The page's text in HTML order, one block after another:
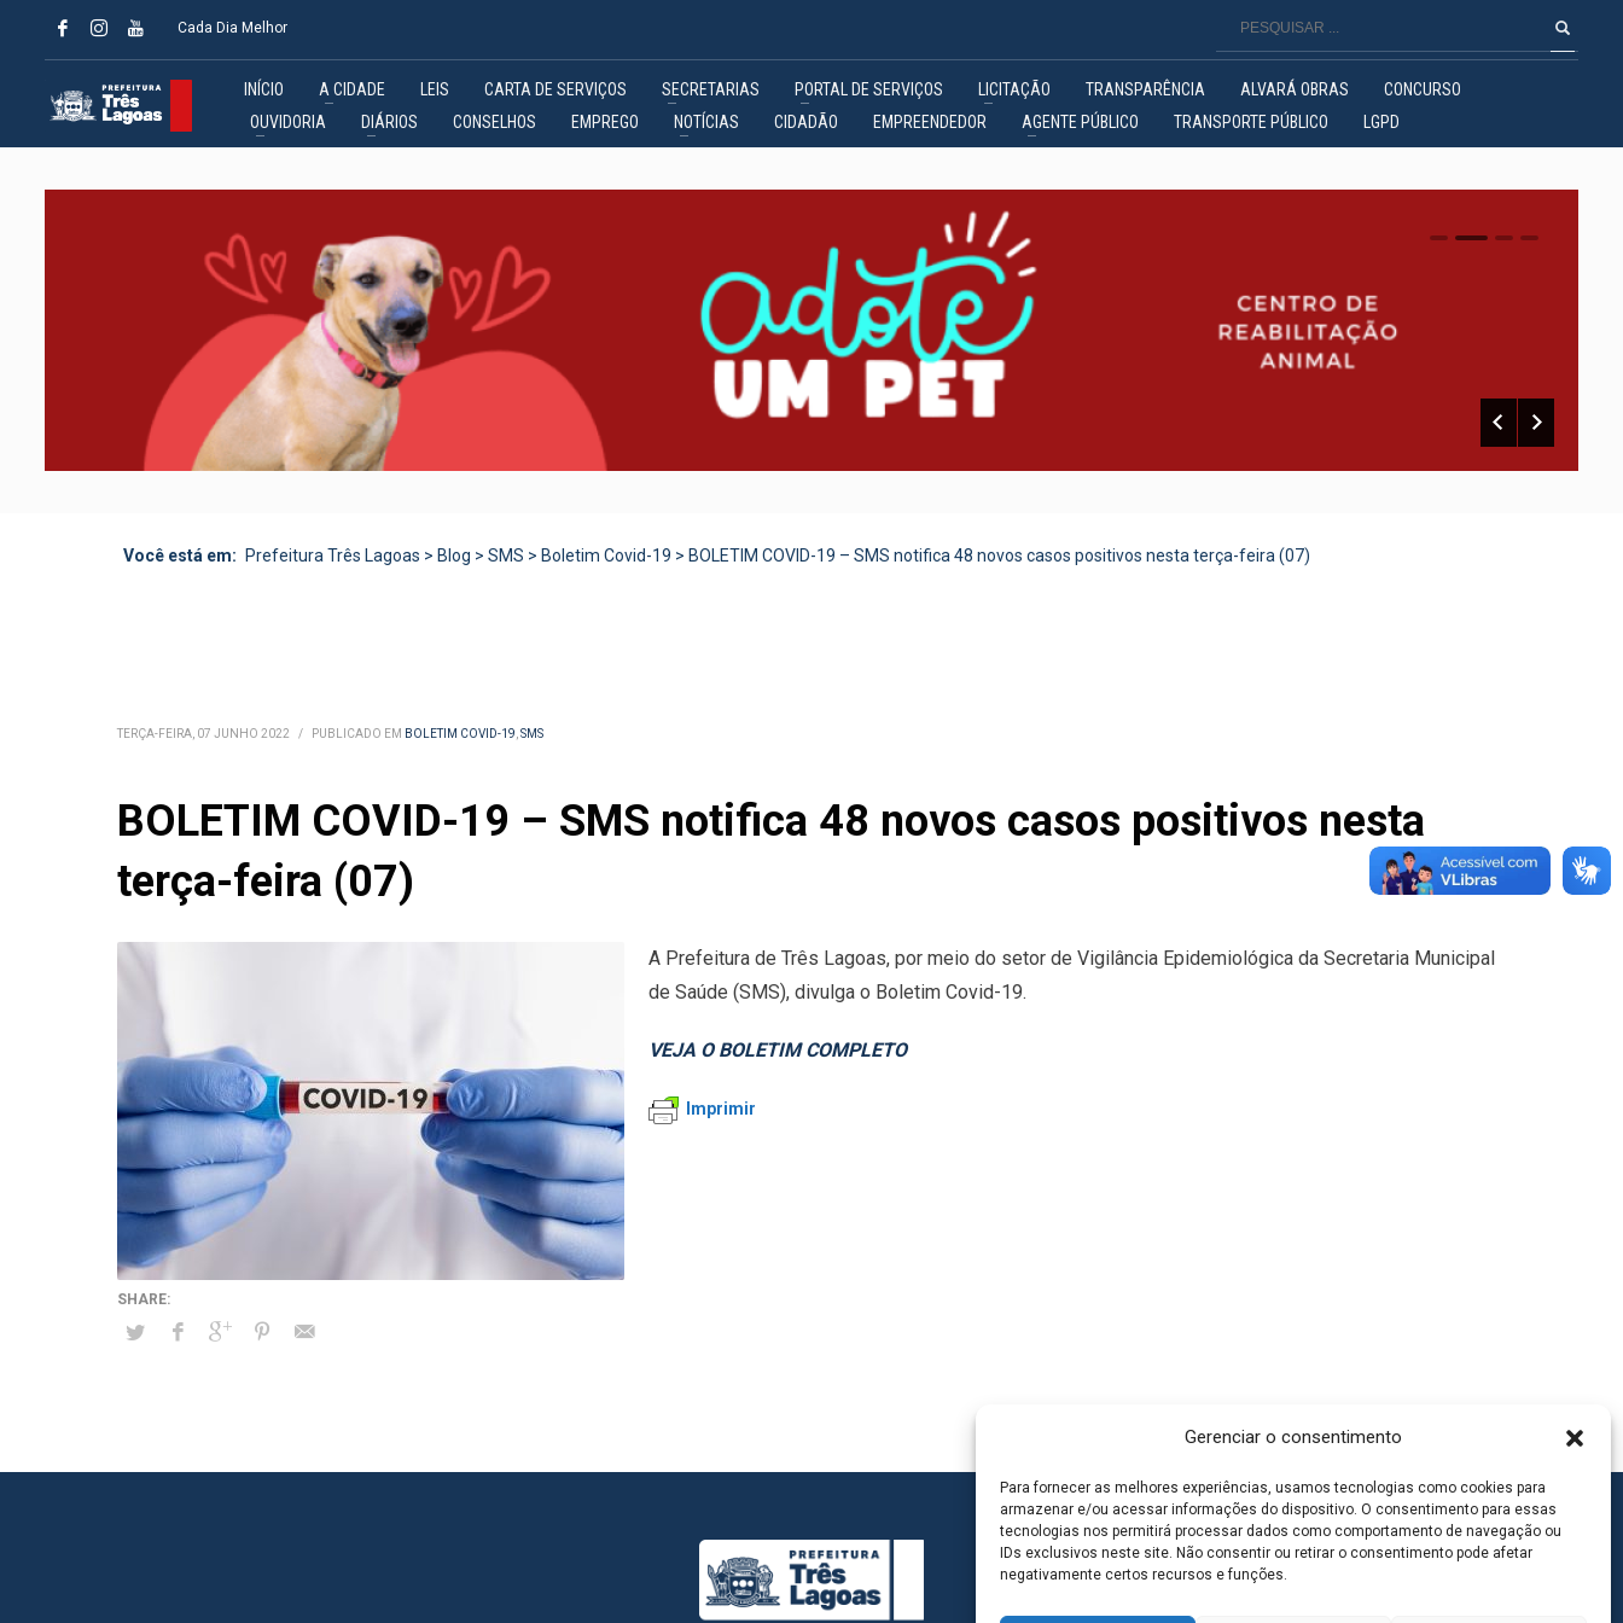
Gerenciar o consentimento
Para fornecer as melhores experiências, usamos tecnologias como cookies para
armazenar e/ou acessar informações do dispositivo. O consentimento para essas
tecnologias nos permitirá processar dados como comportamento de navegação ou
IDs exclusivos neste site. Não consentir ou retirar o consentimento pode afetar
negativamente certos recursos e funções.
Cada Dia Melhor
INÍCIO A CIDADE LEIS CARTA DE SERVIÇOS SECRETARIAS PORTAL DE SERVIÇOS LICITAÇÃO TRANSPARÊNCIA ALVARÁ OBRAS
CONCURSO
OUVIDORIA
DIÁRIOS CONSELHOS EMPREGO NOTÍCIAS CIDADÃO EMPREENDEDOR AGENTE PÚBLICO TRANSPORTE PÚBLICO LGPD
0 1 2
Você está em: Prefeitura Três Lagoas > Blog > SMS > Boletim Covid-19 > BOLETIM COVID-19 – SMS notifica 48 novos casos positivos nesta terça-feira (07)
TERÇA-FEIRA, 07 JUNHO 2022 / PUBLICADO EM BOLETIM COVID-19,SMS
BOLETIM COVID-19 – SMS notifica 48 novos casos positivos nesta
terça-feira (07)
A Prefeitura de Três Lagoas, por meio do setor de Vigilância Epidemiológica da Secretaria Municipal
de Saúde (SMS), divulga o Boletim Covid-19.
VEJA O BOLETIM COMPLETO
Imprimir